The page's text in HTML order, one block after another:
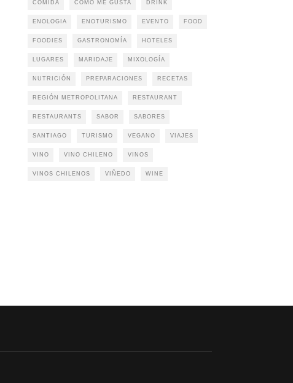
COMIDA COMO ME GUSTA DRINK
ENOLOGIA ENOTURISMO EVENTO FOOD
FOODIES GASTRONOMÍA HOTELES
LUGARES MARIDAJE MIXOLOGÍA
NUTRICIÓN PREPARACIONES RECETAS
REGIÓN METROPOLITANA RESTAURANT
RESTAURANTS SABOR SABORES
SANTIAGO TURISMO VEGANO VIAJES
VINO VINO CHILENO VINOS
VINOS CHILENOS VIÑEDO WINE